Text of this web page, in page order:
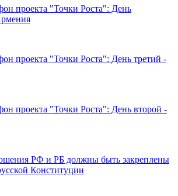
проекта "Точки Роста": День
проекта "Точки Роста": День третий -
проекта "Точки Роста": День второй -
РФ и РБ должны быть закреплены
Конституции